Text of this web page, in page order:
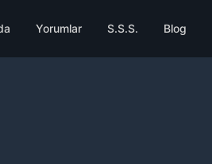
Yorumlar S.S.S. Blog